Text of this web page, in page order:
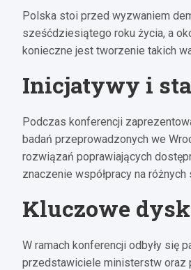
Polska stoi przed wyzwaniem
sześćdziesiątego roku życia, a
konieczne jest tworzenie takich
Inicjatywy i
Podczas konferencji
badań przeprowadzonych we
rozwiązań poprawiających
znaczenie współpracy na
Kluczowe
W ramach konferencji odbyły się
przedstawiciele ministerstw oraz